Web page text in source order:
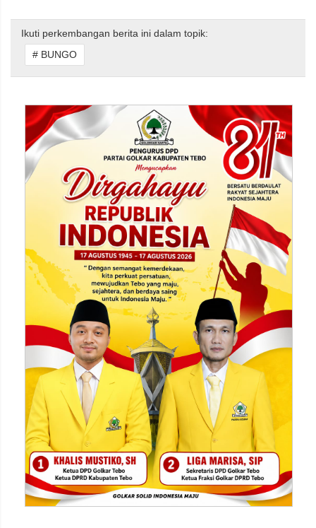
Ikuti perkembangan berita ini dalam topik:
# BUNGO